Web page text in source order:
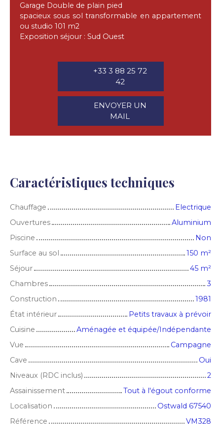
Garage Double de plain pied
spacieux sous sol transformable en appartement
ou studio 101 m2
Exposition séjour : Sud Ouest
+33 3 88 25 72
42
ENVOYER UN
MAIL
Caractéristiques techniques
Chauffage
Electrique
Ouvertures
Aluminium
Piscine
Non
Surface au sol
150 m²
Séjour
45 m²
Chambres
3
Construction
1981
État intérieur
Petits travaux à prévoir
Cuisine
Aménagée et équipée/Indépendante
Vue
Campagne
Cave
Oui
Niveaux (RDC inclus)
2
Assainissement
Tout à l'égout conforme
Localisation
Ostwald 67540
Référence
VM328